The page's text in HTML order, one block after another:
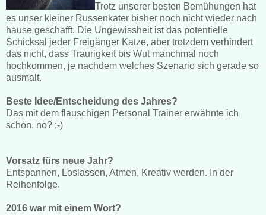
Trotz unserer besten Bemühungen hat
es unser kleiner Russenkater bisher noch nicht wieder nach
hause geschafft. Die Ungewissheit ist das potentielle
Schicksal jeder Freigänger Katze, aber trotzdem verhindert
das nicht, dass Traurigkeit bis Wut manchmal noch
hochkommen, je nachdem welches Szenario sich gerade so
ausmalt.
Beste Idee/Entscheidung des Jahres?
Das mit dem flauschigen Personal Trainer erwähnte ich
schon, no? ;-)
Vorsatz fürs neue Jahr?
Entspannen, Loslassen, Atmen, Kreativ werden. In der
Reihenfolge.
2016 war mit einem Wort?